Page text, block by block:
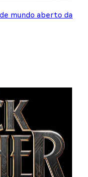
mundo aberto da